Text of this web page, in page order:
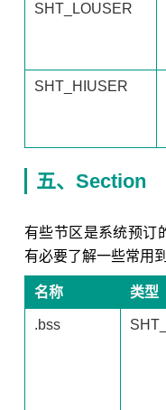
SHT_LOUSER
SHT_HIUSER
五、Section
有些节区是系统预订
有必要了解一些常用
名称 类型
.bss